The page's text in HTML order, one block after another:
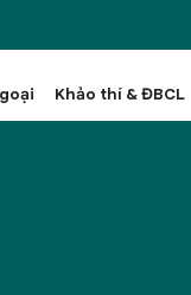
Khảo thí & ĐBCL